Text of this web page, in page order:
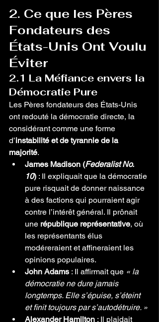
2. Ce que les Pères
Fondateurs des
États-Unis Ont Voulu
Éviter
2.1 La Méfiance envers la
Démocratie Pure
Les Pères fondateurs des États-Unis
ont redouté la démocratie directe, la
considérant comme une forme
d’instabilité et de tyrannie de la
majorité.
James Madison (Federalist No.
10) : Il expliquait que la démocratie
pure risquait de donner naissance
à des factions qui pourraient agir
contre l’intérêt général. Il prônait
une république représentative, où
les représentants élus
modéreraient et affineraient les
opinions populaires.
John Adams : Il affirmait que « la
démocratie ne dure jamais
longtemps. Elle s’épuise, s’éteint
et finit toujours par s’autodétruire. »
Alexander Hamilton : Il plaidait